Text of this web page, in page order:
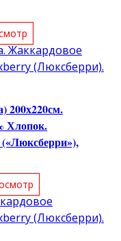
200х220см.
Хлопок.